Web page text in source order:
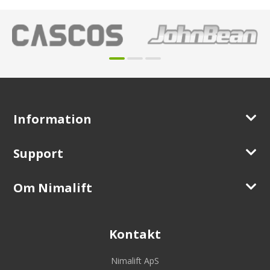
Information
Support
Om Nimalift
Kontakt
Nimalift ApS